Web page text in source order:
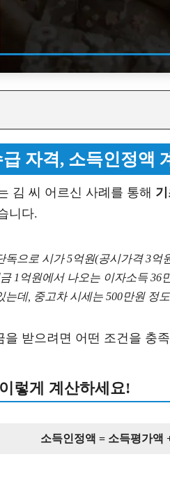
자격, 소득인정액
김 씨 어르신 사례를 통해
니다.
독으로 시가 5억원(공시가격 3
1억원에서 나오는 이자소득 36
는데, 중고차 시세는 500만원 정
을 받으려면 어떤 조건을 충
렇게 계산하세요!
소득인정액 = 소득평가액